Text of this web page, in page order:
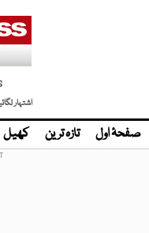
اشتہار
صفحۂ اول تازہ ترین کھیل